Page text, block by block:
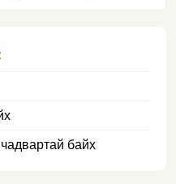
байх